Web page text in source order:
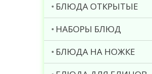
БЛЮДА ОТКРЫТЫЕ
НАБОРЫ БЛЮД
БЛЮДА НА НОЖКЕ